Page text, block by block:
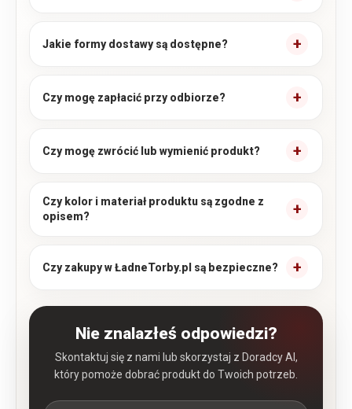
Jakie formy dostawy są dostępne?
Czy mogę zapłacić przy odbiorze?
Czy mogę zwrócić lub wymienić produkt?
Czy kolor i materiał produktu są zgodne z
opisem?
Czy zakupy w ŁadneTorby.pl są bezpieczne?
Nie znalazłeś odpowiedzi?
Skontaktuj się z nami lub skorzystaj z Doradcy AI,
który pomoże dobrać produkt do Twoich potrzeb.